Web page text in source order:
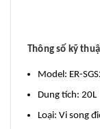
Thông số kỹ
Model: ER-
Dung tích: 20L
Loại: Vi song